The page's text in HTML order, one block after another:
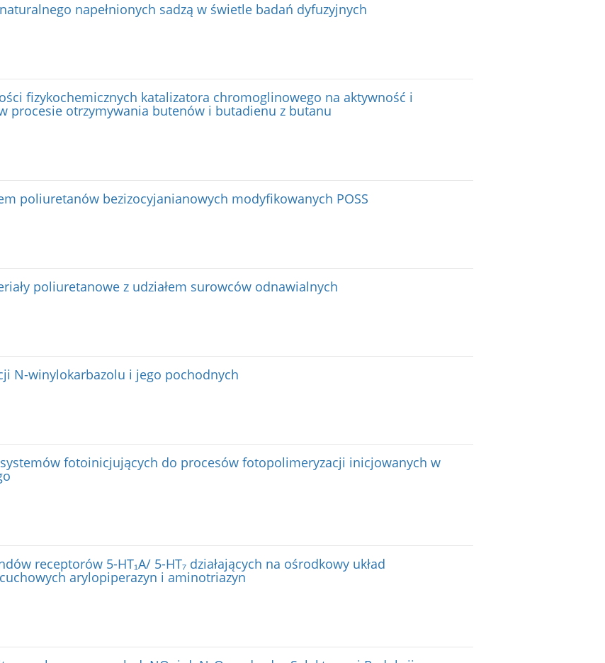
napełnionych sadzą w świetle badań dyfuzyjnych
fizykochemicznych katalizatora chromoglinowego na aktywność i
procesie otrzymywania butenów i butadienu z butanu
poliuretanów bezizocyjanianowych modyfikowanych POSS
poliuretanowe z udziałem surowców odnawialnych
N-winylokarbazolu i jego pochodnych
fotoinicjujących do procesów fotopolimeryzacji inicjowanych w
receptorów 5-HT₁A/ 5-HT₇ działających na ośrodkowy układ
arylopiperazyn i aminotriazyn